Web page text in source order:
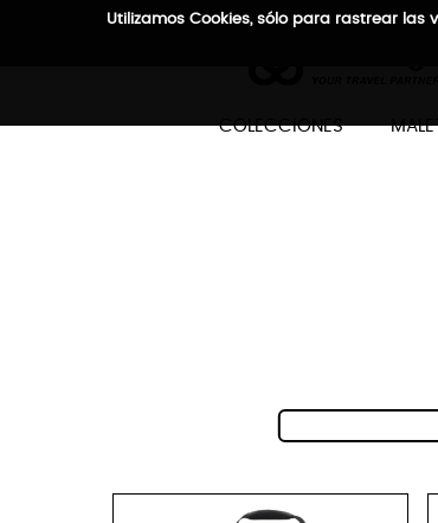
Utilizamos Cookies, sólo para rastrear
COLECCIONES